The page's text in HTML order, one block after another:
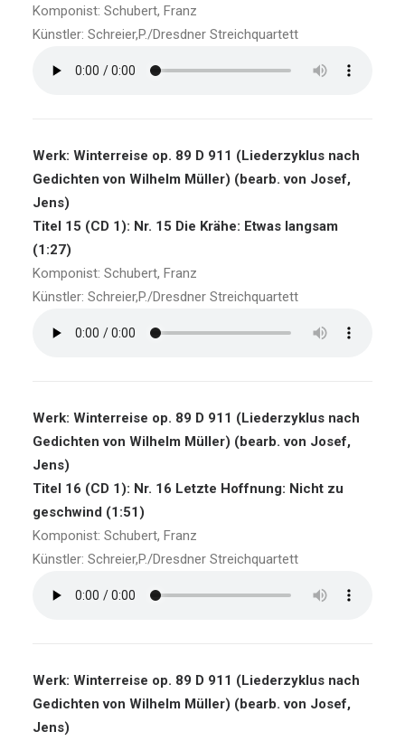
Komponist: Schubert, Franz
Künstler: Schreier,P./Dresdner Streichquartett
Werk: Winterreise op. 89 D 911 (Liederzyklus nach
Gedichten von Wilhelm Müller) (bearb. von Josef,
Jens)
Titel 15 (CD 1): Nr. 15 Die Krähe: Etwas langsam
(1:27)
Komponist: Schubert, Franz
Künstler: Schreier,P./Dresdner Streichquartett
Werk: Winterreise op. 89 D 911 (Liederzyklus nach
Gedichten von Wilhelm Müller) (bearb. von Josef,
Jens)
Titel 16 (CD 1): Nr. 16 Letzte Hoffnung: Nicht zu
geschwind (1:51)
Komponist: Schubert, Franz
Künstler: Schreier,P./Dresdner Streichquartett
Werk: Winterreise op. 89 D 911 (Liederzyklus nach
Gedichten von Wilhelm Müller) (bearb. von Josef,
Jens)